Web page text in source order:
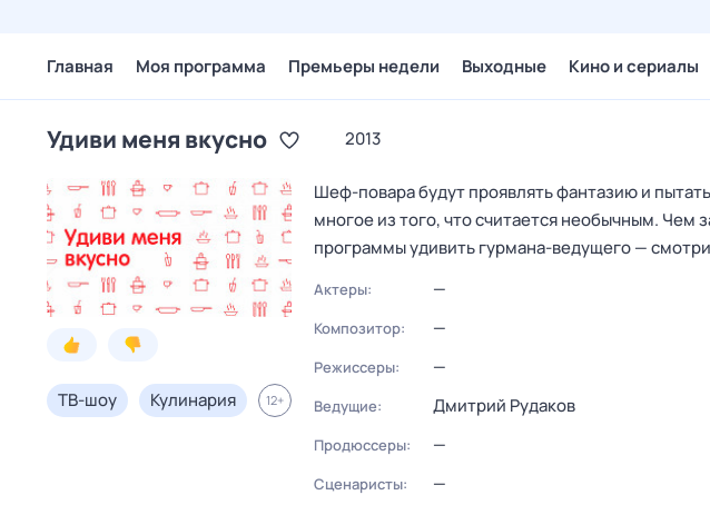
Главная Моя программа Премьеры недели Выходные Кино и сериалы
Удиви меня вкусно 2013
ТВ-шоу Кулинария 12+
Шеф-повара будут проявлять фантазию и
многое из того, что считается необычным. Чем
программы удивить гурмана-ведущего —
Актеры: —
Композитор: —
Режиссеры: —
Ведущие: Дмитрий Рудаков
Продюссеры: —
Сценаристы: —